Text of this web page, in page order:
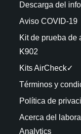
Descarga del
Aviso COVID-19
Kit de prueba de
K902
Kits AirCheck✓
Términos y
Política de
Acerca del
Analytics